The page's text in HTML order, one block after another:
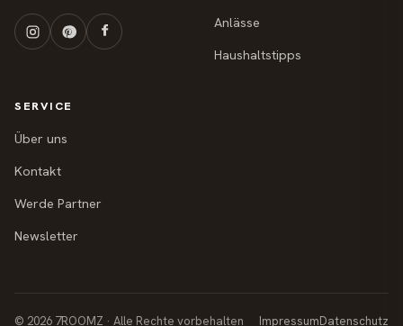
Anlässe
Haushaltstipps
SERVICE
Über uns
Kontakt
Werde Partner
Newsletter
© 2026 7ROOMZ · Alle Rechte vorbehalten ImpressumDatenschutz